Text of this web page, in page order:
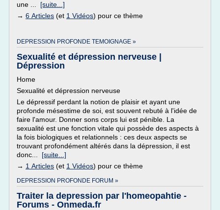
une ... [suite...]
→ 6 Articles (et 1 Vidéos) pour ce thème
DEPRESSION PROFONDE TEMOIGNAGE »
Sexualité et dépression nerveuse |
Dépression
Home
Sexualité et dépression nerveuse
Le dépressif perdant la notion de plaisir et ayant une
profonde mésestime de soi, est souvent rebuté à l'idée de
faire l'amour. Donner sons corps lui est pénible. La
sexualité est une fonction vitale qui possède des aspects à
la fois biologiques et relationnels : ces deux aspects se
trouvant profondément altérés dans la dépression, il est
donc... [suite...]
→ 1 Articles (et 1 Vidéos) pour ce thème
DEPRESSION PROFONDE FORUM »
Traiter la depression par l'homeopahtie -
Forums - Onmeda.fr